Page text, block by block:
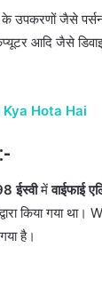
के उपकरणों जैसे
आदि जैसे
Kya Hota Hai
ईस्वीमेंवाईफाई
किया गया
है।